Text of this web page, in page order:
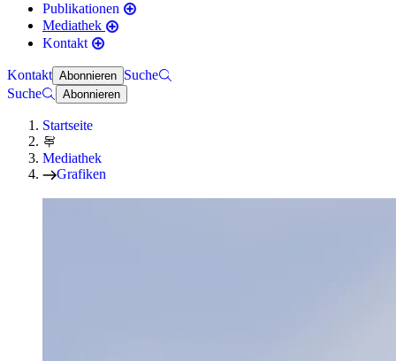
Publikationen
Mediathek
Kontakt
Kontakt Abonnieren Suche
Suche
Abonnieren
Startseite
Mediathek
Grafiken